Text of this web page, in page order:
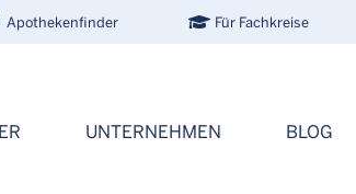
Apothekenfinder Für Fachkreise
UNTERNEHMEN BLOG